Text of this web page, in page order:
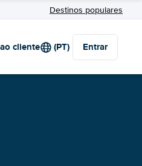
Destinos populares
cliente (PT) Entrar